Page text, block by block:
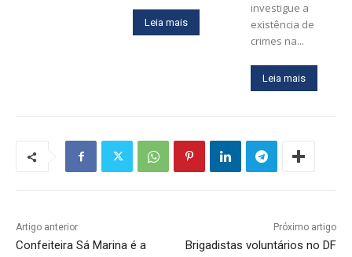
Leia mais
investigue a
existência de
crimes na...
Leia mais
Artigo anterior
Confeiteira Sá Marina é a
Próximo artigo
Brigadistas voluntários no DF